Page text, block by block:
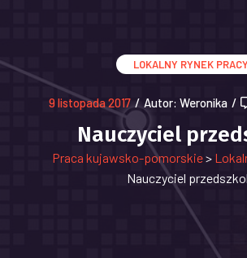
LOKALNY RYNEK PRACY
9 listopada 2017 / Autor: Weronika /
Nauczyciel
Praca kujawsko-pomorskie>
Nauczyciel